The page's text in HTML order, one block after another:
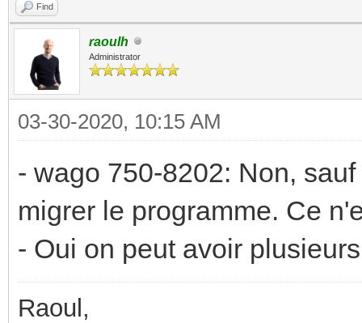
Find
raoulh
Administrator
03-30-2020, 10:15 AM
- wago 750-8202: Non,
migrer le programme. Ce
- Oui on peut avoir
Raoul,